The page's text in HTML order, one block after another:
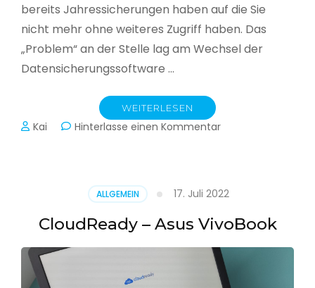
bereits Jahressicherungen haben auf die Sie
nicht mehr ohne weiteres Zugriff haben. Das
„Problem“ an der Stelle lag am Wechsel der
Datensicherungssoftware …
WEITERLESEN
Kai Hinterlasse einen Kommentarzu
Jahressicherung
ALLGEMEIN 17. Juli 2022
CloudReady – Asus VivoBook